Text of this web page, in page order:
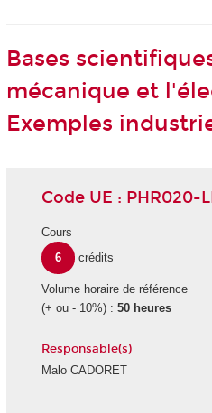
Bases
mécanique et
Exemples
Code UE : PHR020-
Cours
6
crédits
Volume horaire de référence
(+ ou - 10%) : 50 heures
Responsable(s)
Malo CADORET